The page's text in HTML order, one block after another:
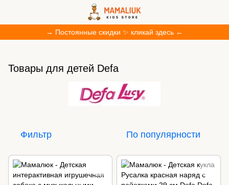
→ Постоянные скидки ✨ кликай здесь ←
Товары для детей Defa
Фильтр По популярности